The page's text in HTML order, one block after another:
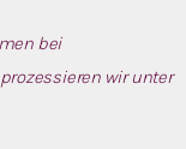
bei
wir unter